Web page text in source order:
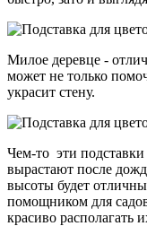
Милое деревце -
может не только
украсит стену.
Чем-то эти
вырастают после
высоты будет
помощником для
красиво располагать